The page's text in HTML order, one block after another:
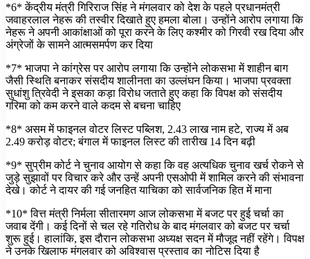
*6* केंद्रीय मंत्री गिरिराज सिंह ने मंगलवार को देश के पहले प्रधानमंत्री
जवाहरलाल नेहरू की तस्वीर दिखाते हुए हमला बोला। उन्होंने आरोप लगाया कि
नेहरू ने अपनी आकांक्षाओं को पूरा करने के लिए कश्मीर को गिरवी रख दिया और
अंग्रेजों के सामने आत्मसमर्पण कर दिया
*7* भाजपा ने कांग्रेस पर आरोप लगाया कि उन्होंने लोकसभा में शाहीन बाग
जैसी स्थिति बनाकर संसदीय शालीनता का उल्लंघन किया। भाजपा प्रवक्ता
सुधांशु त्रिवेदी ने इसका कड़ा विरोध जताते हुए कहा कि विपक्ष को संसदीय
गरिमा को कम करने वाले कदम से बचना चाहिए
*8* असम में फाइनल वोटर लिस्ट पब्लिश, 2.43 लाख नाम हटे, राज्य में अब
2.49 करोड़ वोटर; बंगाल में फाइनल लिस्ट की तारीख 14 दिन बढ़ी
*9* सुप्रीम कोर्ट ने चुनाव आयोग से कहा कि वह अत्यधिक चुनाव खर्च रोकने से
जुड़े सुझावों पर विचार करे और उन्हें अपनी एसओपी में शामिल करने की संभावना
देखे। कोर्ट ने दायर की गई जनहित याचिका को सार्वजनिक हित में माना
*10* वित्त मंत्री निर्मला सीतारमण आज लोकसभा में बजट पर हुई चर्चा का
जवाब देंगी। कई दिनों से चल रहे गतिरोध के बाद मंगलवार को बजट पर चर्चा
शुरू हुई। हालांकि, इस दौरान लोकसभा अध्यक्ष सदन में मौजूद नहीं रहेंगे। विपक्ष
ने उनके खिलाफ मंगलवार को अविश्वास प्रस्ताव का नोटिस दिया है